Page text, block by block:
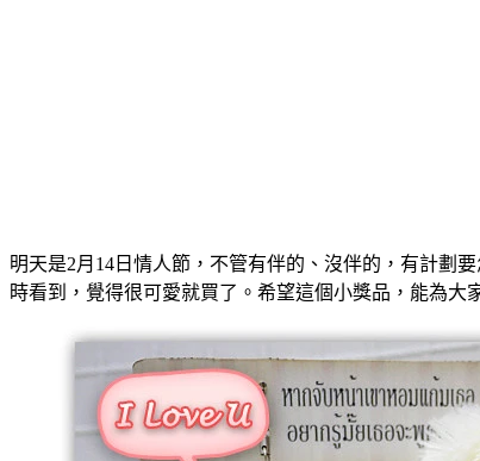
明天是2月14日情人節，不管有伴的、沒伴的，有計劃
時看到，覺得很可愛就買了。希望這個小獎品，能為